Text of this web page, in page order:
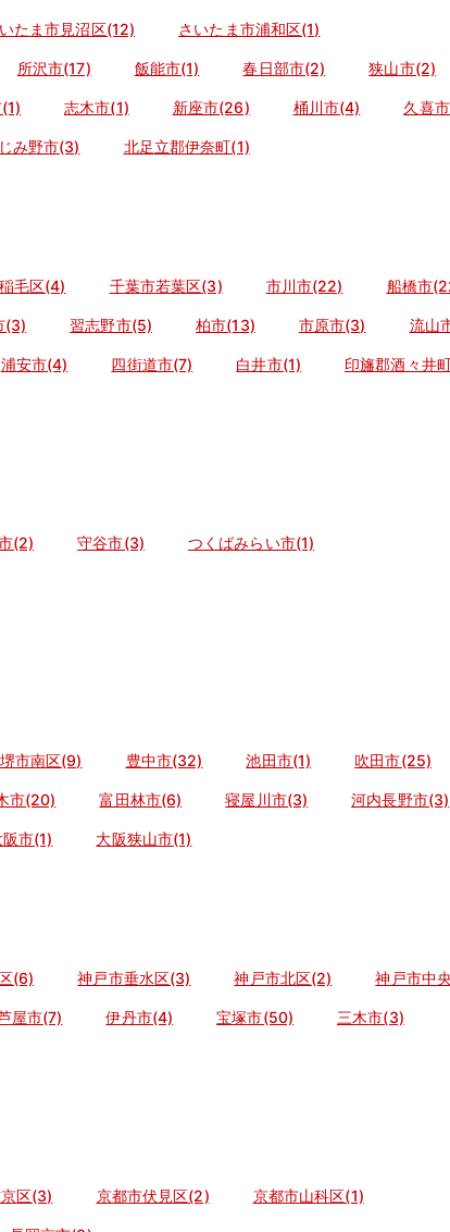
たま市見沼区(12) さいたま市浦和区(1)
所沢市(17) 飯能市(1) 春日部市(2) 狭山市(2)
志木市(1) 新座市(26) 桶川市(4) 久喜
み野市(3) 北足立郡伊奈町(1)
毛区(4) 千葉市若葉区(3) 市川市(22) 船橋市
(3) 習志野市(5) 柏市(13) 市原市(3) 流山
浦安市(4) 四街道市(7) 白井市(1) 印旛郡酒々井
(2) 守谷市(3) つくばみらい市(1)
堺市南区(9) 豊中市(32) 池田市(1) 吹田市(25)
市(20) 富田林市(6) 寝屋川市(3) 河内長野市(3)
市(1) 大阪狭山市(1)
(6) 神戸市垂水区(3) 神戸市北区(2) 神戸市中
屋市(7) 伊丹市(4) 宝塚市(50) 三木市(3)
区(3) 京都市伏見区(2) 京都市山科区(1)